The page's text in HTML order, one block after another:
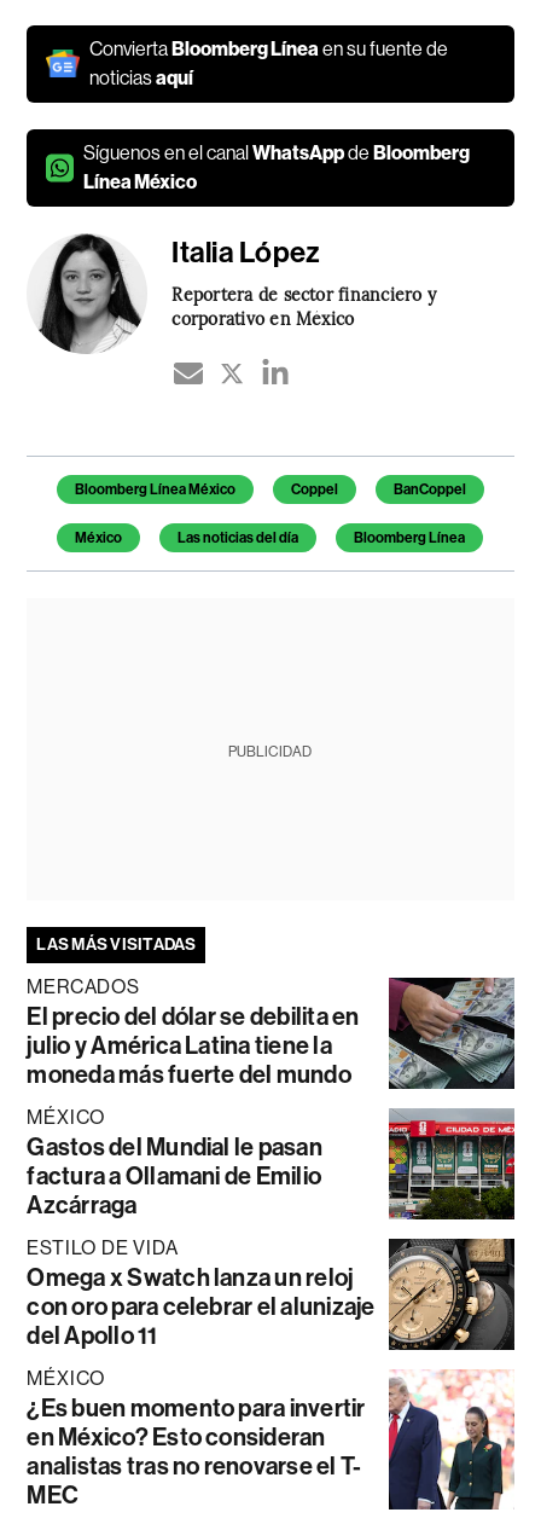
ConviertaBloomberg Línea en su fuente de
noticiasaquí
Síguenos en el canalWhatsAppdeBloomberg
Línea México
Italia López
Reportera de sector financiero y
corporativo en México
Temas de este artículo
Bloomberg Línea México Coppel BanCoppel
México Las noticias del día Bloomberg Línea
PUBLICIDAD
LAS MÁS VISITADAS
MERCADOS
El precio del dólar se debilita en
julio y América Latina tiene la
moneda más fuerte del mundo
MÉXICO
Gastos del Mundial le pasan
factura a Ollamani de Emilio
Azcárraga
ESTILO DE VIDA
Omega x Swatch lanza un reloj
con oro para celebrar el alunizaje
del Apollo 11
MÉXICO
¿Es buen momento para invertir
en México? Esto consideran
analistas tras no renovarse el T-
MEC